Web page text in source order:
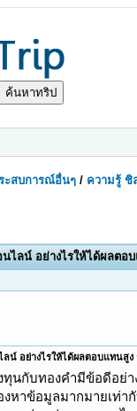
ะสบการณ์อื่นๆ / ความรู้ ชิ
ไลน์ อย่างไรให้ได้ผลตอ
น์ อย่างไรให้ได้ผลตอบแทนสูง
ทุนกับทองคำมีข้อดีอย่
หาข้อมูลมากมายเท่